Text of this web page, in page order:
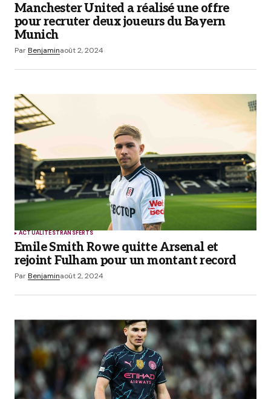
Manchester United a réalisé une offre
pour recruter deux joueurs du Bayern
Munich
ParBenjaminaoût 2, 2024
ACTUALITÉSTRANSFERTS
Emile Smith Rowe quitte Arsenal et
rejoint Fulham pour un montant record
ParBenjaminaoût 2, 2024